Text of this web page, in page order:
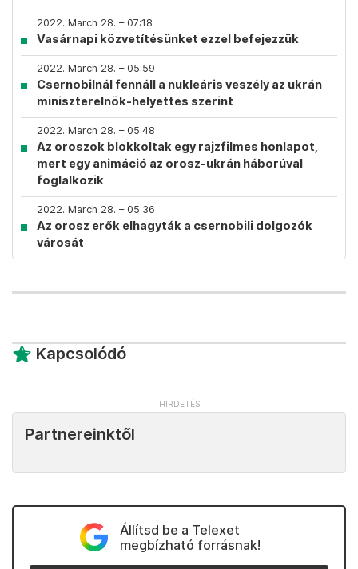
2022. March 28. – 07:18
Vasárnapi közvetítésünket ezzel befejezzük
2022. March 28. – 05:59
Csernobilnál fennáll a nukleáris veszély az ukrán
miniszterelnök-helyettes szerint
2022. March 28. – 05:48
Az oroszok blokkoltak egy rajzfilmes honlapot,
mert egy animáció az orosz-ukrán háborúval
foglalkozik
2022. March 28. – 05:36
Az orosz erők elhagyták a csernobili dolgozók
városát
Kapcsolódó
Partnereinktől
Állítsd be a Telexet
megbízható forrásnak!